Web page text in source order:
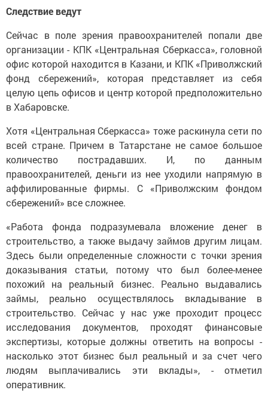
Следствие ведут
Сейчас в поле зрения правоохранителей попали две
организации - КПК «Центральная Сберкасса», головной
офис которой находится в Казани, и КПК «Приволжский
фонд сбережений», которая представляет из себя
целую цепь офисов и центр которой предположительно
в Хабаровске.
Хотя «Центральная Сберкасса» тоже раскинула сети по
всей стране. Причем в Татарстане не самое большое
количество пострадавших. И, по данным
правоохранителей, деньги из нее уходили напрямую в
аффилированные фирмы. С «Приволжским фондом
сбережений» все сложнее.
«Работа фонда подразумевала вложение денег в
строительство, а также выдачу займов другим лицам.
Здесь были определенные сложности с точки зрения
доказывания статьи, потому что был более-менее
похожий на реальный бизнес. Реально выдавались
займы, реально осуществлялось вкладывание в
строительство. Сейчас у нас уже проходит процесс
исследования документов, проходят финансовые
экспертизы, которые должны ответить на вопросы -
насколько этот бизнес был реальный и за счет чего
людям выплачивались эти вклады», - отметил
оперативник.